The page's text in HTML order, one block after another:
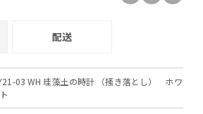
配送
03 WH 珪藻土の時計 （掻き落とし） ホワ